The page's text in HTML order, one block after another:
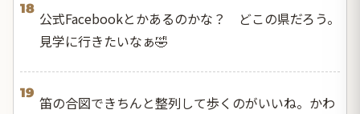
18
公式Facebookとかあるのかな？ どこの県だろう。
見学に行きたいなぁ🤣
19
笛の合図できちんと整列して歩くのがいいね。かわ